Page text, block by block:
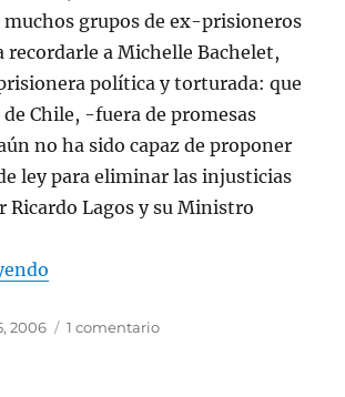
grupos de ex-prisioneros
recordarle a Michelle Bachelet,
política y torturada: que
Chile, -fuera de promesas
no ha sido capaz de proponer
ley para eliminar las injusticias
Ricardo Lagos y su Ministro
2006 1 comentarioen